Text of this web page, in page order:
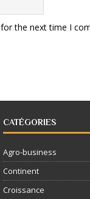
the next time I
CATÉGORIES
Agro-business
Continent
Croissance